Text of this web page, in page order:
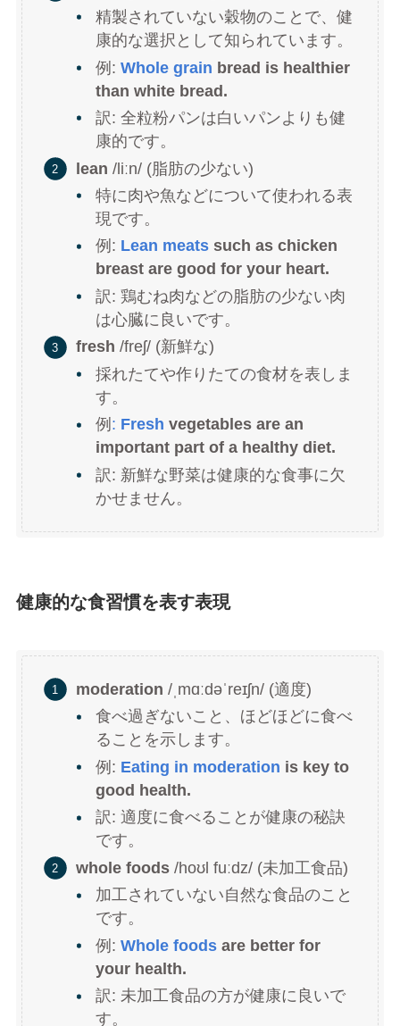
精製されていない穀物のことで、健
康的な選択として知られています。
例:Whole grain bread is healthier
than white bread.
訳: 全粒粉パンは白いパンよりも健
康的です。
lean /liːn/ (脂肪の少ない)
特に肉や魚などについて使われる表
現です。
例: Lean meats such as chicken
breast are good for your heart.
訳: 鶏むね肉などの脂肪の少ない肉
は心臓に良いです。
fresh /freʃ/ (新鮮な)
採れたてや作りたての食材を表しま
す。
例 : Fresh vegetables are an
important part of a healthy diet.
訳: 新鮮な野菜は健康的な食事に欠
かせません。
健康的な食習慣を表す表現
moderation /ˌmɑːdəˈreɪʃn/ (適度)
食べ過ぎないこと、ほどほどに食べ
ることを示します。
例: Eating in moderation is key to
good health.
訳: 適度に食べることが健康の秘訣
です。
whole foods /hoʊl fuːdz/ (未加工食品)
加工されていない自然な食品のこと
です。
例:Whole foods are better for
your health.
訳: 未加工食品の方が健康に良いで
す。